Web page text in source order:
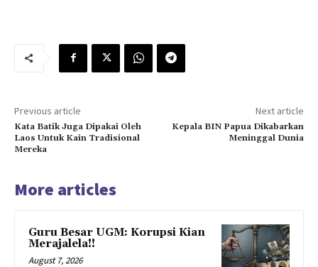
Previous article
Kata Batik Juga Dipakai Oleh
Laos Untuk Kain Tradisional
Mereka
Next article
Kepala BIN Papua Dikabarkan
Meninggal Dunia
More articles
Guru Besar UGM: Korupsi Kian
Merajalela!!
August 7, 2026